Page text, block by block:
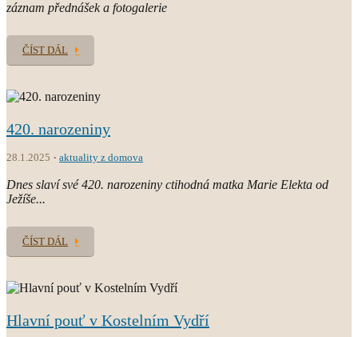
záznam přednášek a fotogalerie
ČÍST DÁL
420. narozeniny
28.1.2025 aktuality z domova
Dnes slaví své 420. narozeniny ctihodná matka Marie Elekta od
Ježíše...
ČÍST DÁL
Hlavní pouť v Kostelním Vydří